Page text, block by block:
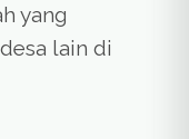
yang
lain di